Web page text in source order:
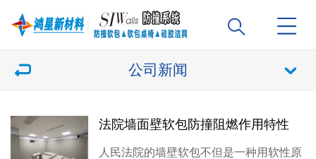
公司新闻
法院墙面壁软包防撞阻燃作用特性
人民法院的墙壁软包不但是一种用软性原